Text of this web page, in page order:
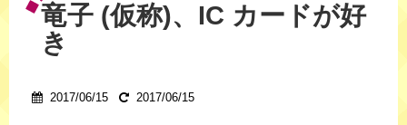
竜子 (仮称)、IC カードが好
き
2017/06/15 2017/06/15